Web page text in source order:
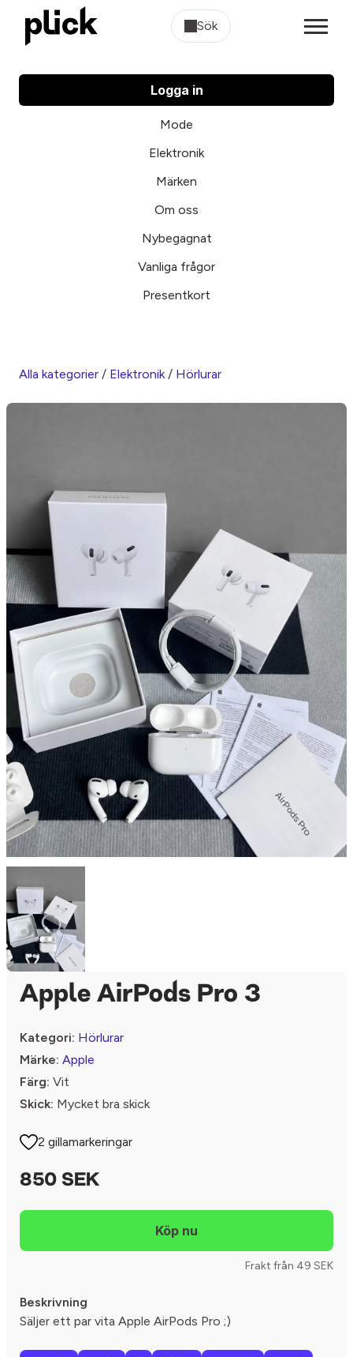
Sök
Logga in
Mode
Elektronik
Märken
Om oss
Nybegagnat
Vanliga frågor
Presentkort
Alla kategorier / Elektronik/ Hörlurar
Apple AirPods Pro 3
Kategori: Hörlurar
Märke: Apple
Färg: Vit
Skick: Mycket bra skick
2 gillamarkeringar
850 SEK
Frakt från 49 SEK
Beskrivning
Säljer ett par vita Apple AirPods Pro ;)